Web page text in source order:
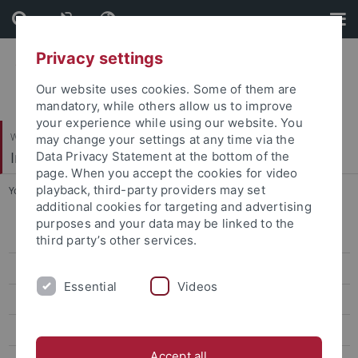
Skip
to
content
Skip
to
footer
Wirtschafts- und Sozialwissenschaftliche Fakultät
Institut für Sportwissenschaft
You are here: Startseite ... Dr. Thorsten Leber
Sportökonomik, Sportmanagement und Sportpublizistik
Team
Privacy settings
Our website uses cookies. Some of them are
mandatory, while others allow us to improve
your experience while using our website. You
may change your settings at any time via the
Data Privacy Statement at the bottom of the
page. When you accept the cookies for video
playback, third-party providers may set
additional cookies for targeting and advertising
purposes and your data may be linked to the
third party’s other services.
Essential Videos